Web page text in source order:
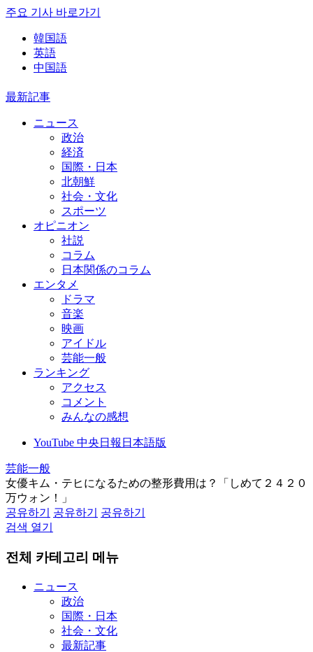
주요 기사 바로가기
韓国語
英語
中国語
最新記事
ニュース
政治
経済
国際・日本
北朝鮮
社会・文化
スポーツ
オピニオン
社説
コラム
日本関係のコラム
エンタメ
ドラマ
音楽
映画
アイドル
芸能一般
ランキング
アクセス
コメント
みんなの感想
YouTube 中央日報日本語版
芸能一般
女優キム・テヒになるための整形費用は？「しめて２４２０
万ウォン！」
공유하기
공유하기
공유하기
검색 열기
전체 카테고리 메뉴
ニュース
政治
国際・日本
社会・文化
最新記事